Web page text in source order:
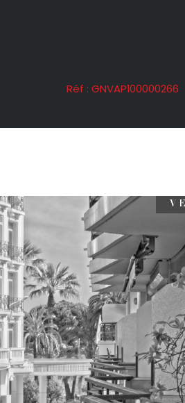
Réf : GNVAP100000266